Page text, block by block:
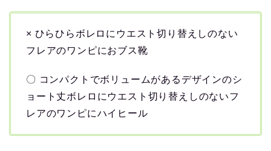
× ひらひらボレロにウエスト切り替えしのない
フレアのワンピにおブス靴
〇 コンパクトでボリュームがあるデザインのシ
ョート丈ボレロにウエスト切り替えしのないフ
レアのワンピにハイヒール